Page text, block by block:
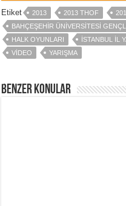
Etiket 2013 2013 THOF
BAHÇEŞEHIR ÜNIVERSITESI
HALK OYUNLARI
ISTANBUL IL
VIDEO
YARIŞMA
Benzer Konular